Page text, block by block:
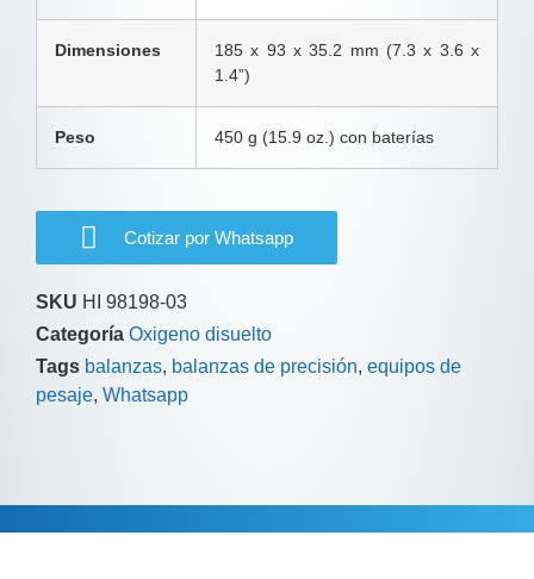
Dimensiones
185 x 93 x 35.2 mm (7.3 x 3.6 x
1.4”)
Peso 450 g (15.9 oz.) con baterías
Cotizar por Whatsapp
SKU HI 98198-03
Categoría Oxigeno disuelto
Tags balanzas, balanzas de precisión, equipos de
pesaje, Whatsapp
Descripción